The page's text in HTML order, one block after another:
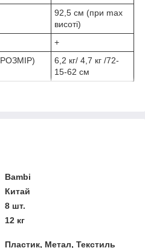
92,5 см (при max
висоті)
+
6,2 кг/ 4,7 кг /72-
15-62 см
Bambi
Китай
8 шт.
12 кг
Пластик, Метал, Текстиль